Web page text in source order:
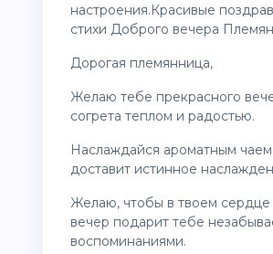
настроения.Красивые
стихи Доброго вечера
Дорогая племянница,
Желаю тебе прекрасного
согрета теплом и радостью.
Наслаждайся ароматным
доставит истинное
Желаю, чтобы в твоем сердце
вечер подарит тебе
воспоминаниями.